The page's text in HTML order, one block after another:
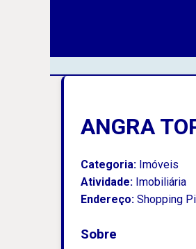
ANGRA
Categoria: Imóveis
Atividade: Imobiliária
Endereço: Shopping
Sobre